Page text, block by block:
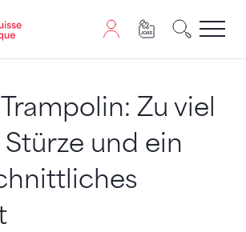
du sitenpour naviguer sur ce site.
Zu viel
Stürze und ein